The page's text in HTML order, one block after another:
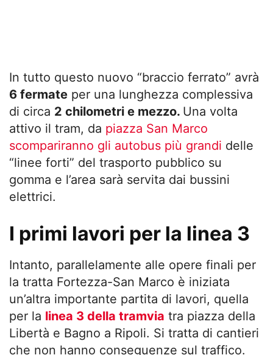
In tutto questo nuovo “braccio ferrato” avrà
6 fermate per una lunghezza complessiva
di circa 2 chilometri e mezzo. Una volta
attivo il tram, da piazza San Marco
scompariranno gli autobus più grandi delle
“linee forti” del trasporto pubblico su
gomma e l’area sarà servita dai bussini
elettrici.
I primi lavori per la linea 3
Intanto, parallelamente alle opere finali per
la tratta Fortezza-San Marco è iniziata
un’altra importante partita di lavori, quella
per la linea 3 della tramvia tra piazza della
Libertà e Bagno a Ripoli. Si tratta di cantieri
che non hanno conseguenze sul traffico.